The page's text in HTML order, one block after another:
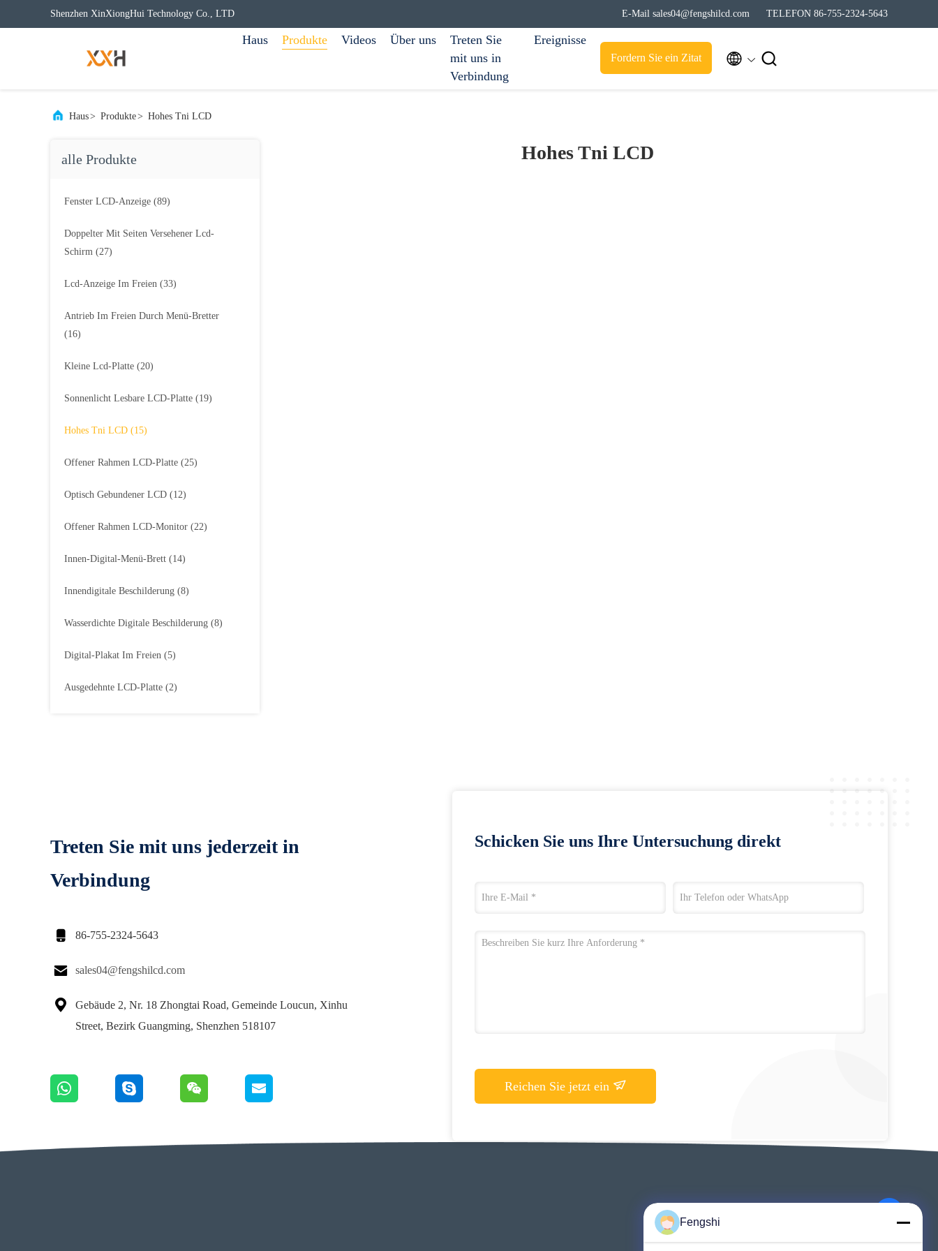
Shenzhen XinXiongHui Technology Co., LTD E-Mail sales04@fengshilcd.com TELEFON 86-755-2324-5643
Haus Produkte Videos Über uns
Treten Sie
mit uns in
Verbindung
Ereignisse
Fordern Sie ein Zitat  
Haus> Produkte> Hohes Tni LCD
alle Produkte
Fenster LCD-Anzeige (89)
Doppelter Mit Seiten Versehener Lcd-
Schirm (27)
Lcd-Anzeige Im Freien (33)
Antrieb Im Freien Durch Menü-Bretter
(16)
Kleine Lcd-Platte (20)
Sonnenlicht Lesbare LCD-Platte (19)
Hohes Tni LCD (15)
Offener Rahmen LCD-Platte (25)
Optisch Gebundener LCD (12)
Offener Rahmen LCD-Monitor (22)
Innen-Digital-Menü-Brett (14)
Innendigitale Beschilderung (8)
Wasserdichte Digitale Beschilderung (8)
Digital-Plakat Im Freien (5)
Ausgedehnte LCD-Platte (2)
Hohes Tni LCD
Treten Sie mit uns jederzeit in
Verbindung
 86-755-2324-5643
 sales04@fengshilcd.com

Gebäude 2, Nr. 18 Zhongtai Road, Gemeinde Loucun, Xinhu
Street, Bezirk Guangming, Shenzhen 518107
Schicken Sie uns Ihre Untersuchung direkt
Reichen Sie jetzt ein
Fengshi